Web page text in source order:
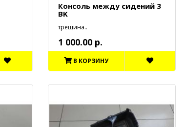
Консоль между сидений 3
BK
трещина..
1 000.00 р.
В КОРЗИНУ